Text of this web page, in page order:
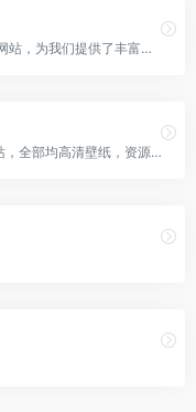
Fold ‘N Fly 是一个纸飞机的折法教程网站，为我们提供了丰富的的教程方法，通过为我们提供简单易懂的纸飞机折叠指南和丰富的设计选择，让我们轻松设计和折纸飞机。
wallhaven是当前最好的一款壁纸网站，全部均高清壁纸，资源非常丰富，以二次元为主，包括风景，人物，建筑等全面题材。一个网站足够满足所有壁纸需求，所有壁纸可以直接保存原图！并且包括各种尺寸大小可供选择，支持在线一键剪裁，直接获取和你屏幕尺寸相符的精美壁纸！